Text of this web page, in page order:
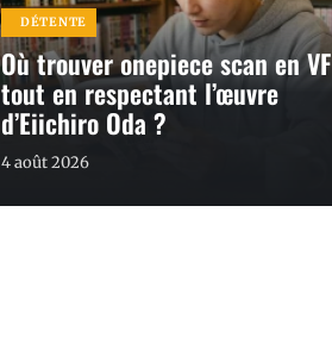
DÉTENTE
Où trouver onepiece scan en VF
tout en respectant l’œuvre
d’Eiichiro Oda ?
4 août 2026